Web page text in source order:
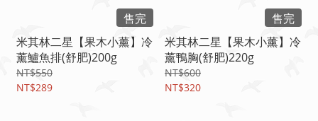
售完
米其林二星【果木小薰】冷
薰鱸魚排(舒肥)200g
NT$550
NT$289
售完
米其林二星【果木小薰】冷
薰鴨胸(舒肥)220g
NT$600
NT$320